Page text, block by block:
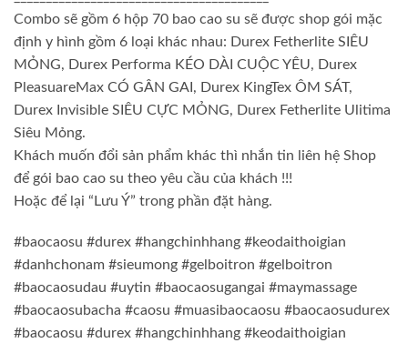
Combo sẽ gồm 6 hộp 70 bao cao su sẽ được shop gói mặc
định y hình gồm 6 loại khác nhau: Durex Fetherlite SIÊU
MỎNG, Durex Performa KÉO DÀI CUỘC YÊU, Durex
PleasuareMax CÓ GÂN GAI, Durex KingTex ÔM SÁT,
Durex Invisible SIÊU CỰC MỎNG, Durex Fetherlite Ulitima
Siêu Mỏng.
Khách muốn đổi sản phẩm khác thì nhắn tin liên hệ Shop
để gói bao cao su theo yêu cầu của khách !!!
Hoặc để lại “Lưu Ý” trong phần đặt hàng.
#baocaosu #durex #hangchinhhang #keodaithoigian
#danhchonam #sieumong #gelboitron #gelboitron
#baocaosudau #uytin #baocaosugangai #maymassage
#baocaosubacha #caosu #muasibaocaosu #baocaosudurex
#baocaosu #durex #hangchinhhang #keodaithoigian